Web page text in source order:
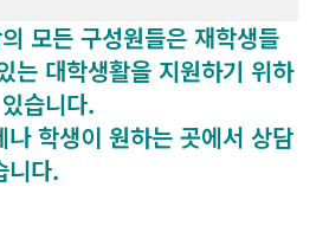
모든 구성원들은 재학생들
는 대학생활을 지원하기 위하
습니다.
학생이 원하는 곳에서 상담
니다.